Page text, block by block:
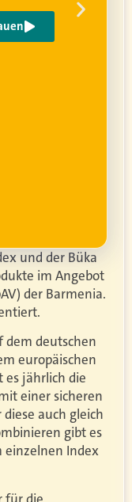
und der Büka
im Angebot
der Barmenia.
dem deutschen
europäischen
es jährlich die
einer sicheren
auch gleich
gibt es
einzelnen Index
für die